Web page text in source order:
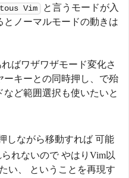
Vim
と言うモードが入
とノーマルモードの動きは
ばワザワザモード変化さ
ーキーとの同時押し、で殆
ど範囲選択も使いたいと
しながら移動すれば 可能
れないので やはりVim以
い、 ということを再現す